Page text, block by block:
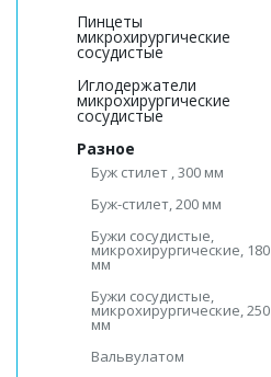
Пинцеты
микрохирургические
сосудистые
Иглодержатели
микрохирургические
сосудистые
Разное
Буж стилет , 300 мм
Буж-стилет, 200 мм
Бужи сосудистые,
микрохирургические, 180
мм
Бужи сосудистые,
микрохирургические, 250
мм
Вальвулатом